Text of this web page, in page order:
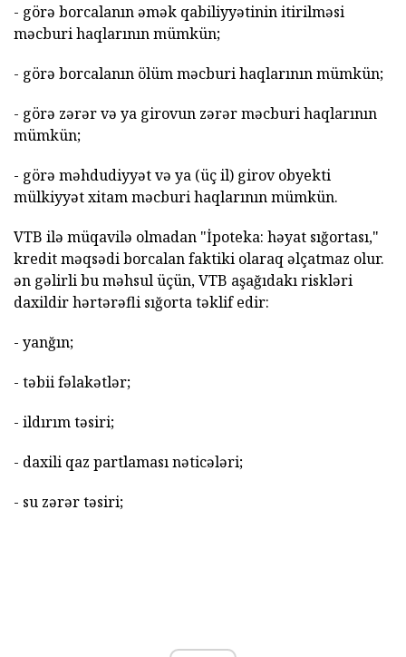
- görə borcalanın əmək qabiliyyətinin itirilməsi
məcburi haqlarının mümkün;
- görə borcalanın ölüm məcburi haqlarının mümkün;
- görə zərər və ya girovun zərər məcburi haqlarının
mümkün;
- görə məhdudiyyət və ya (üç il) girov obyekti
mülkiyyət xitam məcburi haqlarının mümkün.
VTB ilə müqavilə olmadan "İpoteka: həyat sığortası,"
kredit məqsədi borcalan faktiki olaraq əlçatmaz olur.
ən gəlirli bu məhsul üçün, VTB aşağıdakı riskləri
daxildir hərtərəfli sığorta təklif edir:
- yanğın;
- təbii fəlakətlər;
- ildırım təsiri;
- daxili qaz partlaması nəticələri;
- su zərər təsiri;